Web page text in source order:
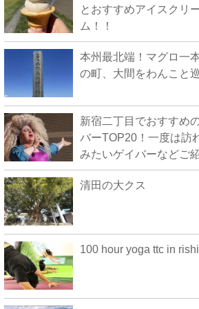
とおすすめアイスクリ
ム！！
本州最北端！マグロ一
の町、大間をわんこと
新宿二丁目でおすすめ
バーTOP20！一度は訪
みたいゲイバーなどご
清田の大クス
100 hour yoga ttc in